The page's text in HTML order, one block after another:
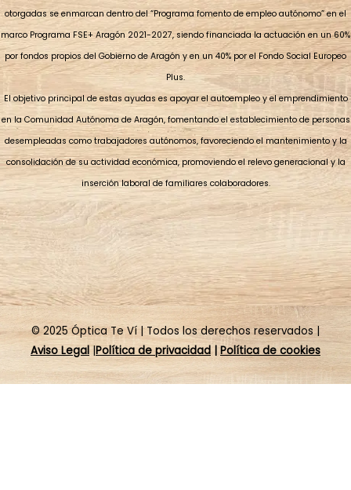
otorgadas se enmarcan dentro del “Programa fomento de empleo autónomo” en el
marco Programa FSE+ Aragón 2021-2027, siendo financiada la actuación en un 60%
por fondos propios del Gobierno de Aragón y en un 40% por el Fondo Social Europeo
Plus.
El objetivo principal de estas ayudas es apoyar el autoempleo y el emprendimiento
en la Comunidad Autónoma de Aragón, fomentando el establecimiento de personas
desempleadas como trabajadores autónomos, favoreciendo el mantenimiento y la
consolidación de su actividad económica, promoviendo el relevo generacional y la
inserción laboral de familiares colaboradores.
© 2025 Óptica Te Ví | Todos los derechos reservados |
Aviso Legal|Política de privacidad|Política de cookies